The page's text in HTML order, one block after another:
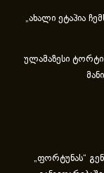
„ახა­ლი ეტა­პია
ულამაზესი
„ფორტუნას“